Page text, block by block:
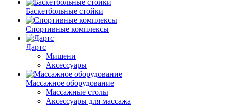
Баскетбольные стойки
Спортивные комплексы
Дартс
Мишени
Аксессуары
Массажное оборудование
Массажные столы
Аксессуары для массажа